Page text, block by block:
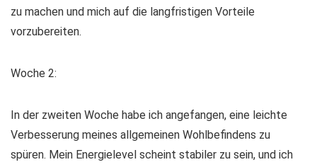
zu machen und mich auf die langfristigen Vorteile
vorzubereiten.
Woche 2:
In der zweiten Woche habe ich angefangen, eine leichte
Verbesserung meines allgemeinen Wohlbefindens zu
spüren. Mein Energielevel scheint stabiler zu sein, und ich